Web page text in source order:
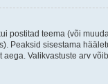
postitad teema (või
Peaksid sisestama
Valikvastuste arv